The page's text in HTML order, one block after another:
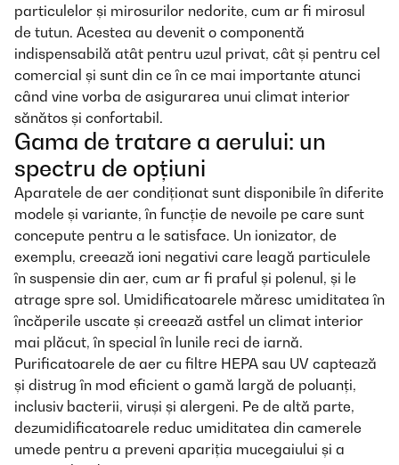
particulelor și mirosurilor nedorite, cum ar fi mirosul
de tutun. Acestea au devenit o componentă
indispensabilă atât pentru uzul privat, cât și pentru cel
comercial și sunt din ce în ce mai importante atunci
când vine vorba de asigurarea unui climat interior
sănătos și confortabil.
Gama de tratare a aerului: un
spectru de opțiuni
Aparatele de aer condiționat sunt disponibile în diferite
modele și variante, în funcție de nevoile pe care sunt
concepute pentru a le satisface. Un ionizator, de
exemplu, creează ioni negativi care leagă particulele
în suspensie din aer, cum ar fi praful și polenul, și le
atrage spre sol. Umidificatoarele măresc umiditatea în
încăperile uscate și creează astfel un climat interior
mai plăcut, în special în lunile reci de iarnă.
Purificatoarele de aer cu filtre HEPA sau UV captează
și distrug în mod eficient o gamă largă de poluanți,
inclusiv bacterii, viruși și alergeni. Pe de altă parte,
dezumidificatoarele reduc umiditatea din camerele
umede pentru a preveni apariția mucegaiului și a